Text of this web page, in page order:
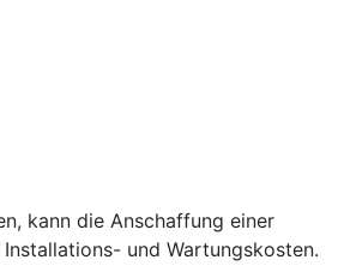
kann die Anschaffung einer
und Wartungskosten.